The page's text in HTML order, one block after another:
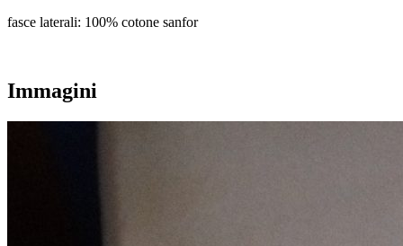
fasce laterali: 100% cotone sanfor
Immagini